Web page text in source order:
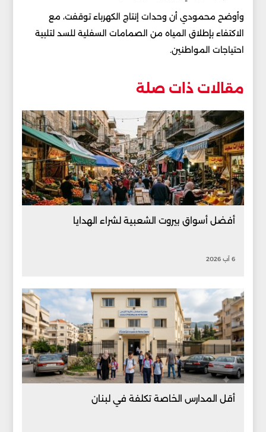
وأوضح محمودي أن وحدات إنتاج الكهرباء توقفت، مع
الاكتفاء بإطلاق المياه من الصمامات السفلية للسد لتلبية
احتياجات المواطنين.
مقالات ذات صلة
أفضل أسواق بيروت الشعبية لشراء الهدايا
6 آب 2026
أقل المدارس الخاصة تكلفة في لبنان